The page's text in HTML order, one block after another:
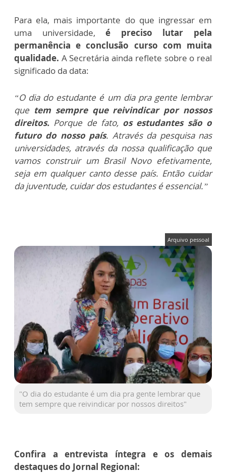
Para ela, mais importante do que ingressar em
uma universidade,é preciso lutar pela
permanência e conclusão curso com muita
qualidade. ASecretária ainda reflete sobre o real
significado da data:
“O dia do estudante é um dia pra gente lembrar
que tem sempre que reivindicar por nossos
direitos. Porque de fato, os estudantes são o
futuro do nosso país. Através da pesquisa nas
universidades, através da nossa qualificação que
vamos construir um Brasil Novo efetivamente,
seja em qualquer canto desse país. Então cuidar
da juventude, cuidar dos estudantes é essencial.”
Arquivo pessoal
"O dia do estudante é um dia pra gente lembrar que
tem sempre que reivindicar por nossos direitos"
Confira a entrevista íntegra e os demais
destaques do Jornal Regional: